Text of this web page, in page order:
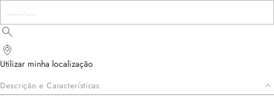
Utilizar minha localização
Descrição e Características